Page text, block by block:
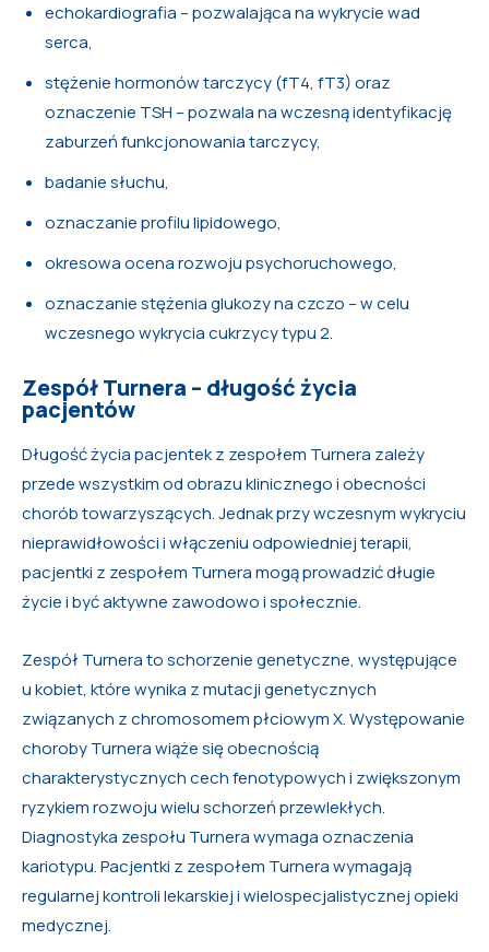
echokardiografia – pozwalająca na wykrycie wad
serca,
stężenie hormonów tarczycy (fT4, fT3) oraz
oznaczenie TSH – pozwala na wczesną identyfikację
zaburzeń funkcjonowania tarczycy,
badanie słuchu,
oznaczanie profilu lipidowego,
okresowa ocena rozwoju psychoruchowego,
oznaczanie stężenia glukozy na czczo – w celu
wczesnego wykrycia cukrzycy typu 2.
Zespół Turnera – długość życia
pacjentów
Długość życia pacjentek z zespołem Turnera zależy
przede wszystkim od obrazu klinicznego i obecności
chorób towarzyszących. Jednak przy wczesnym wykryciu
nieprawidłowości i włączeniu odpowiedniej terapii,
pacjentki z zespołem Turnera mogą prowadzić długie
życie i być aktywne zawodowo i społecznie.
Zespół Turnera to schorzenie genetyczne, występujące
u kobiet, które wynika z mutacji genetycznych
związanych z chromosomem płciowym X. Występowanie
choroby Turnera wiąże się obecnością
charakterystycznych cech fenotypowych i zwiększonym
ryzykiem rozwoju wielu schorzeń przewlekłych.
Diagnostyka zespołu Turnera wymaga oznaczenia
kariotypu. Pacjentki z zespołem Turnera wymagają
regularnej kontroli lekarskiej i wielospecjalistycznej opieki
medycznej.